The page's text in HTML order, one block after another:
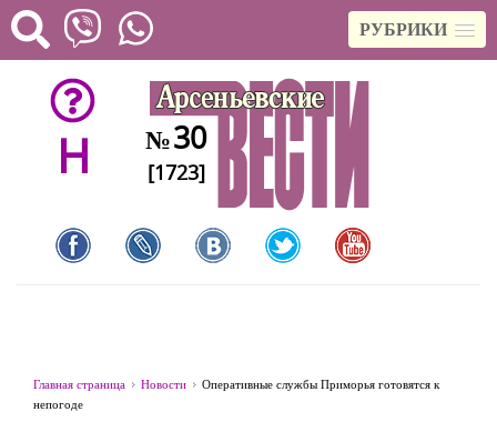
РУБРИКИ
H №30
[1723]
Главная страница Новости
Оперативные службы Приморья готовятся к
непогоде